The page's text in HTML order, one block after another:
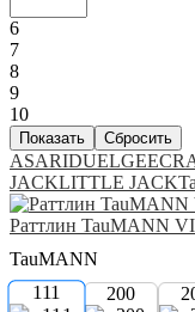
6
7
8
9
10
ASARIDUEL
JACKLITTLE JACK
Раттлин TauMANN
TauMANN
111 200